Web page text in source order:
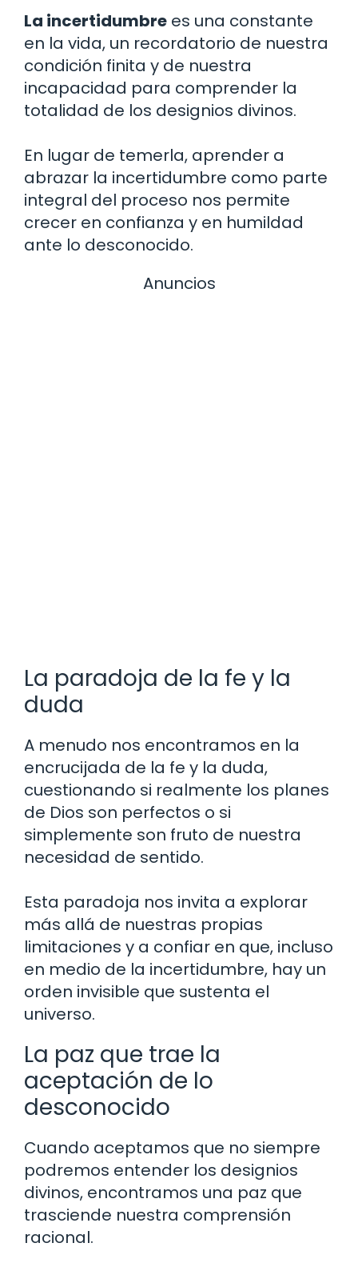
La incertidumbre es una constante
en la vida, un recordatorio de nuestra
condición finita y de nuestra
incapacidad para comprender la
totalidad de los designios divinos.
En lugar de temerla, aprender a
abrazar la incertidumbre como parte
integral del proceso nos permite
crecer en confianza y en humildad
ante lo desconocido.
Anuncios
La paradoja de la fe y la
duda
A menudo nos encontramos en la
encrucijada de la fe y la duda,
cuestionando si realmente los planes
de Dios son perfectos o si
simplemente son fruto de nuestra
necesidad de sentido.
Esta paradoja nos invita a explorar
más allá de nuestras propias
limitaciones y a confiar en que, incluso
en medio de la incertidumbre, hay un
orden invisible que sustenta el
universo.
La paz que trae la
aceptación de lo
desconocido
Cuando aceptamos que no siempre
podremos entender los designios
divinos, encontramos una paz que
trasciende nuestra comprensión
racional.